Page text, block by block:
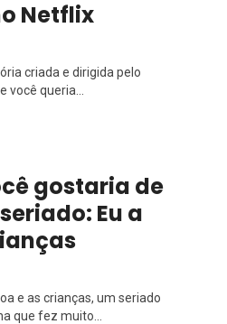
Netflix
criada e dirigida pelo
você queria...
gostaria de
Eu a
e as crianças, um seriado
que fez muito...